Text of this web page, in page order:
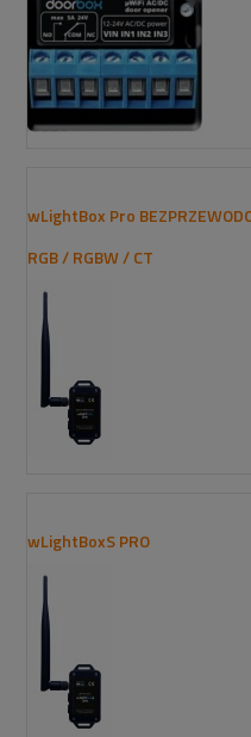
wLightBox Pro
RGB / RGBW / CT
wLightBoxS PRO